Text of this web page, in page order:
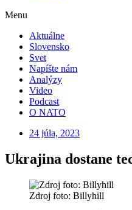
Menu
Aktuálne
Slovensko
Svet
Napíšte nám
Analýzy
Video
Podcast
O NATO
24 júla, 2023
Ukrajina dostane
Zdroj foto: Billyhill